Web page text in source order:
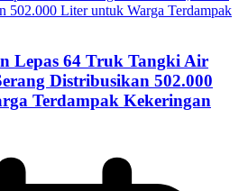
Lepas 64 Truk Tangki Air
Distribusikan 502.000
Terdampak Kekeringan